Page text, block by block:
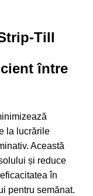
între
la lucrările
Această
și reduce
în
pentru semănat.